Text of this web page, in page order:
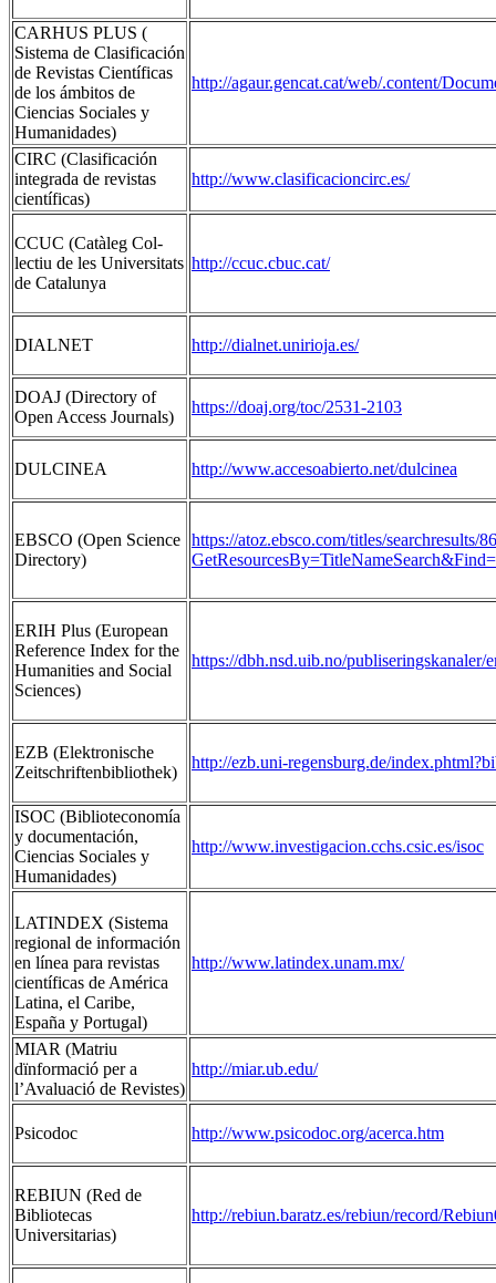
CARHUS PLUS (
Sistema de Clasificación
de Revistas Científicas
de los ámbitos de
Ciencias Sociales y
Humanidades)
http://agaur.gencat.cat/web/.content/
CIRC (Clasificación
integrada de revistas
científicas)
http://www.clasificacioncirc.es/
CCUC (Catàleg Col-
lectiu de les Universitats
de Catalunya
http://ccuc.cbuc.cat/
DIALNET http://dialnet.unirioja.es/
DOAJ (Directory of
Open Access Journals)
https://doaj.org/toc/2531-2103
DULCINEA http://www.accesoabierto.net/dulcinea
EBSCO (Open Science
Directory)
https://atoz.ebsco.com/titles/searchresults/
ERIH Plus (European
Reference Index for the
Humanities and Social
Sciences)
https://dbh.nsd.uib.no/publiseringskanaler/
EZB (Elektronische
Zeitschriftenbibliothek)
http://ezb.uni-regensburg.de/
ISOC (Biblioteconomía
y documentación,
Ciencias Sociales y
Humanidades)
http://www.investigacion.cchs.csic.es/isoc
LATINDEX (Sistema
regional de información
en línea para revistas
científicas de América
Latina, el Caribe,
España y Portugal)
http://www.latindex.unam.mx/
MIAR (Matriu
dïnformació per a
l’Avaluació de Revistes)
http://miar.ub.edu/
Psicodoc http://www.psicodoc.org/acerca.htm
REBIUN (Red de
Bibliotecas
Universitarias)
http://rebiun.baratz.es/rebiun/record/